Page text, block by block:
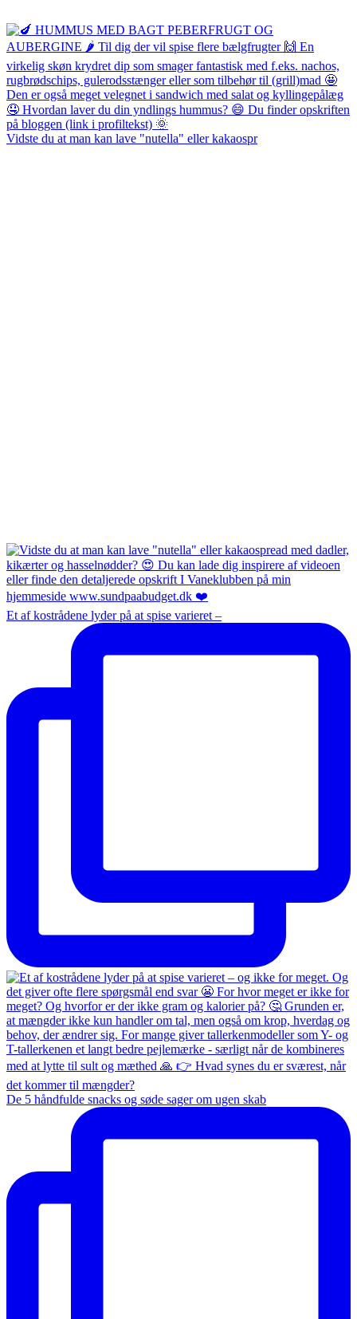
Vidste du at man kan lave "nutella" eller kakaospr
Et af kostrådene lyder på at spise varieret –
De 5 håndfulde snacks og søde sager om ugen skab